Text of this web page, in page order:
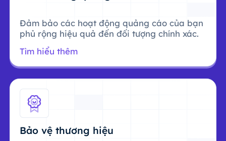
Đảm bảo các hoạt động quảng cáo của bạn
phủ rộng hiệu quả đến đối tượng chính xác.
Tìm hiểu thêm
Bảo vệ thương hiệu